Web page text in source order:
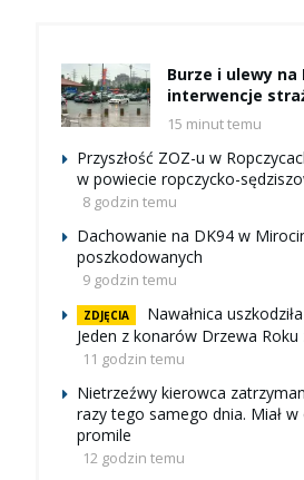
Burze i ulewy na
interwencje
15 minut temu
Przyszłość ZOZ-u w
w powiecie ropczycko-
8 godzin temu
Dachowanie na DK94 w
poszkodowanych
9 godzin temu
ZDJĘCIA
Nawałnica
Jeden z konarów Drzewa Roku
11 godzin temu
Nietrzeźwy kierowca
razy tego samego dnia. Miał
promile
12 godzin temu